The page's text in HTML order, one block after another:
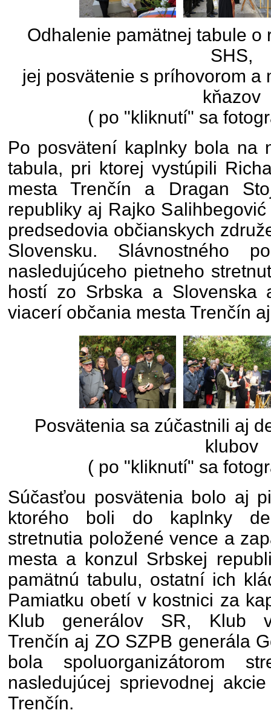
Odhalenie pamätnej tabule o
SHS,
jej posvätenie s príhovorom a
kňazov
( po "kliknutí" sa
Po posvätení kaplnky bola na
tabula, pri ktorej vystúpili
mesta Trenčín a Dragan
republiky aj Rajko
predsedovia občianskych
Slovensku. Slávnostného
nasledujúceho pietneho
hostí zo Srbska a Slovenska
viacerí občania mesta Trenčín
Posvätenia sa zúčastnili aj
klubov
( po "kliknutí" sa
Súčasťou posvätenia bolo aj
ktorého boli do kaplnky
stretnutia položené vence a
mesta a konzul Srbskej
pamätnú tabulu, ostatní ich
Pamiatku obetí v kostnici za
Klub generálov SR, Klub
Trenčín aj ZO SZPB generála
bola spoluorganizátorom
nasledujúcej sprievodnej
Trenčín.